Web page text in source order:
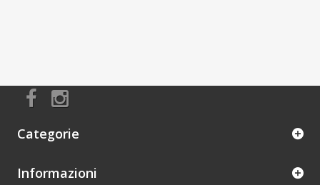
Categorie
Informazioni